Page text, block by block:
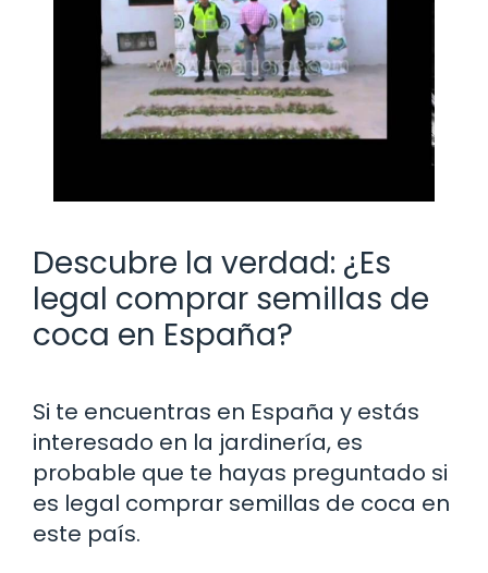
Descubre la verdad: ¿Es
legal comprar semillas de
coca en España?
Si te encuentras en España y estás
interesado en la jardinería, es
probable que te hayas preguntado si
es legal comprar semillas de coca en
este país.